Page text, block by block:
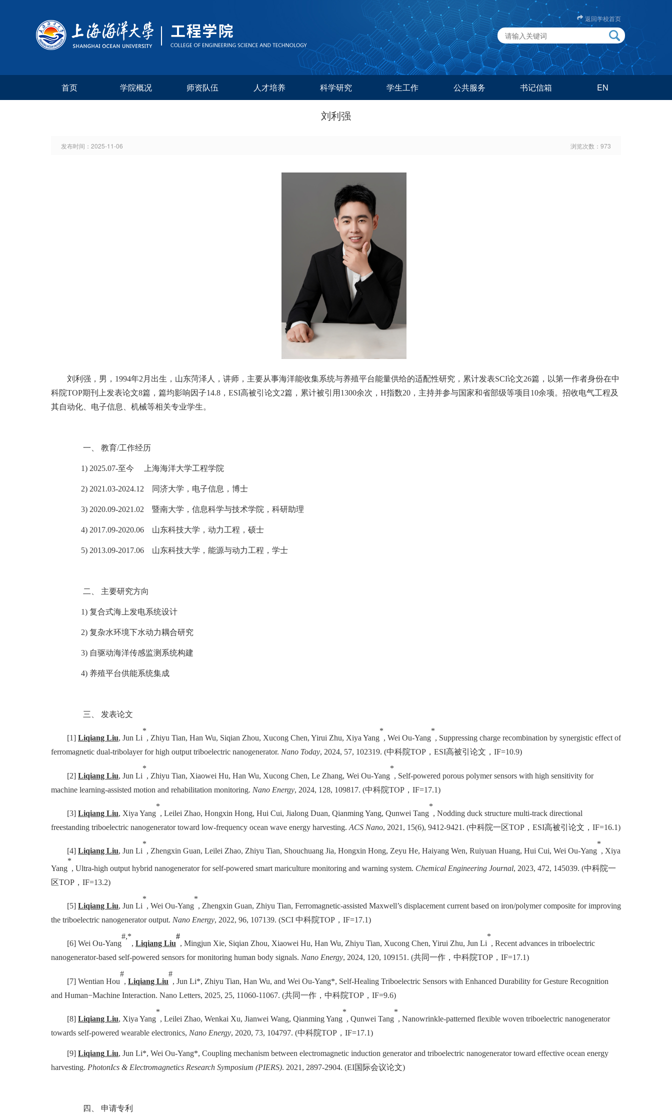
返回学校首页
首页 学院概况 师资队伍 人才培养 科学研究 学生工作 公共服务 书记信箱 EN
刘利强
发布时间： 2025-11-06 浏览次数： 973
刘利强，男， 1994年2 月出生，山东菏泽人，讲师，主要从事海洋能收集系统与养殖平台能量供给的适配性研究，累计发表SCI论文26篇，以第一作者身份在中
科院TOP期刊上发表论文8篇，篇均影响因子14.8 ， ESI高被引论文2篇，累计被引用 1300余次， H指数20 ， 主持并参与国家和省部级等项目 10余项。招收电气工程及
其自动化、电子信息、机械等相关专业学生。
一、 教育/工作经历
1) 2025.07-至今 上海海洋大学工程学院
2) 2021.03-2024.12 同济大学，电子信息，博士
3) 2020.09-2021.02 暨南大学，信息科学与技术学院，科研助理
4) 2017.09-2020.06 山东科技大学，动力工程，硕士
5) 2013.09-2017.06 山东科技大学，能源与动力工程，学士
二、 主要研究方向
1) 复合式海上发电系统设计
2) 复杂水环境下水动力耦合研究
3) 自驱动海洋传感监测系统构建
4) 养殖平台供能系统集成
三、 发表论文
[1] Liqiang Liu, Jun Li
*
, Zhiyu Tian, Han Wu, Siqian Zhou, Xucong Chen, Yirui Zhu, Xiya Yang
*
, Wei Ou-Yang
*
, Suppressing charge recombination by synergistic effect of
ferromagnetic dual-tribolayer for high output triboelectric nanogenerator. Nano Today, 2024, 57, 102319. (中科院TOP ， ESI高被引论文， IF=10.9)
[2] Liqiang Liu, Jun Li
*
, Zhiyu Tian, Xiaowei Hu, Han Wu, Xucong Chen, Le Zhang, Wei Ou-Yang
*
, Self-powered porous polymer sensors with high sensitivity for
machine learning-assisted motion and rehabilitation monitoring. Nano Energy, 2024, 128, 109817. (中科院TOP ， IF=17.1)
[3] Liqiang Liu, Xiya Yang
*
, Leilei Zhao, Hongxin Hong, Hui Cui, Jialong Duan, Qianming Yang, Qunwei Tang
*
, Nodding duck structure multi-track directional
freestanding triboelectric nanogenerator toward low-frequency ocean wave energy harvesting. ACS Nano, 2021, 15(6), 9412-9421. (中科院一区TOP ， ESI高被引论文， IF=16.1)
[4] Liqiang Liu, Jun Li
*
, Zhengxin Guan, Leilei Zhao, Zhiyu Tian, Shouchuang Jia, Hongxin Hong, Zeyu He, Haiyang Wen, Ruiyuan Huang, Hui Cui, Wei Ou-Yang
*
, Xiya
Yang
*
, Ultra-high output hybrid nanogenerator for self-powered smart mariculture monitoring and warning system. Chemical Engineering Journal, 2023, 472, 145039. (中科院一
区TOP ， IF=13.2)
[5] Liqiang Liu, Jun Li
*
, Wei Ou-Yang
*
, Zhengxin Guan, Zhiyu Tian, Ferromagnetic-assisted Maxwell’s displacement current based on iron/polymer composite for improving
the triboelectric nanogenerator output. Nano Energy, 2022, 96, 107139. (SCI 中科院TOP ， IF=17.1)
[6] Wei Ou-Yang
#,*
, Liqiang Liu
#
, Mingjun Xie, Siqian Zhou, Xiaowei Hu, Han Wu, Zhiyu Tian, Xucong Chen, Yirui Zhu, Jun Li
*
, Recent advances in triboelectric
nanogenerator-based self-powered sensors for monitoring human body signals. Nano Energy, 2024, 120, 109151. (共同一作，中科院TOP ， IF=17.1)
[7] Wentian Hou
#
, Liqiang Liu
#
, Jun Li*, Zhiyu Tian, Han Wu, and Wei Ou-Yang*, Self-Healing Triboelectric Sensors with Enhanced Durability for Gesture Recognition
and Human−Machine Interaction. Nano Letters, 2025, 25, 11060-11067. (共同一作，中科院TOP ， IF=9.6)
[8] Liqiang Liu, Xiya Yang
*
, Leilei Zhao, Wenkai Xu, Jianwei Wang, Qianming Yang
*
, Qunwei Tang
*
, Nanowrinkle-patterned flexible woven triboelectric nanogenerator
towards self-powered wearable electronics, Nano Energy, 2020, 73, 104797. (中科院TOP ， IF=17.1)
[9] Liqiang Liu, Jun Li*, Wei Ou-Yang*, Coupling mechanism between electromagnetic induction generator and triboelectric nanogenerator toward effective ocean energy
harvesting. PhotonIcs & Electromagnetics Research Symposium (PIERS). 2021, 2897-2904. (EI国际会议论文)
四、 申请专利